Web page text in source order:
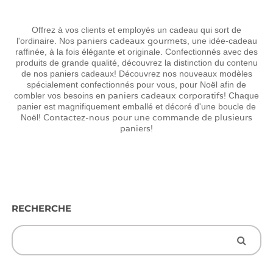
Offrez à vos clients et employés un cadeau qui sort de
l'ordinaire. Nos paniers cadeaux gourmets , une idée-cadeau
raffinée, à la fois élégante et originale. Confectionnés avec des
produits de grande qualité, découvrez la distinction du contenu
de nos paniers cadeaux! Découvrez nos nouveaux modèles
spécialement confectionnés pour vous, pour Noël afin de
combler vos besoins en paniers cadeaux corporatifs! Chaque
panier est magnifiquement emballé et décoré d'une boucle de
Noël! Contactez-nous pour une commande de plusieurs
paniers!
RECHERCHE